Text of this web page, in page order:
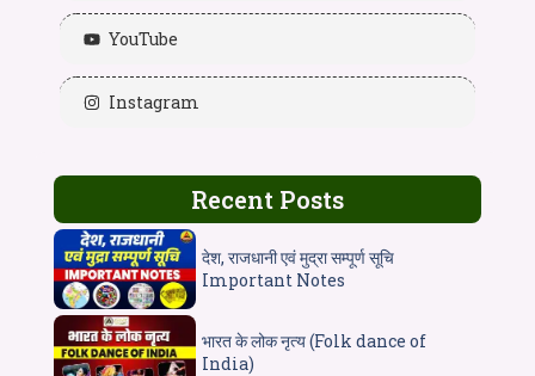
YouTube
Instagram
Recent Posts
देश, राजधानी एवं मुद्रा सम्पूर्ण सूचि
Important Notes
भारत के लोक नृत्य (Folk dance of
India)